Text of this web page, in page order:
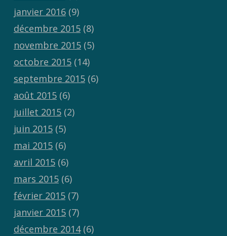
janvier 2016(9)
décembre 2015(8)
novembre 2015(5)
octobre 2015(14)
septembre 2015(6)
août 2015(6)
juillet 2015(2)
juin 2015(5)
mai 2015(6)
avril 2015(6)
mars 2015(6)
février 2015(7)
janvier 2015(7)
décembre 2014(6)